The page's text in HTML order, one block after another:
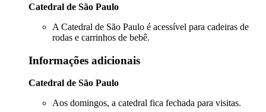
Catedral de São Paulo
A Catedral de São Paulo é acessível para cadeiras de
rodas e carrinhos de bebê.
Informações adicionais
Catedral de São Paulo
Aos domingos, a catedral fica fechada para visitas.